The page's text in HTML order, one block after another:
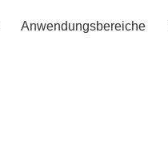
Anwendungsbereiche